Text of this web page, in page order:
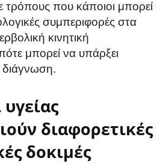
τρόπους που κάποιοι μπορεί
συμπεριφορές στα
κινητική
μπορεί να υπάρξει
διαφορετικές
δοκιμές